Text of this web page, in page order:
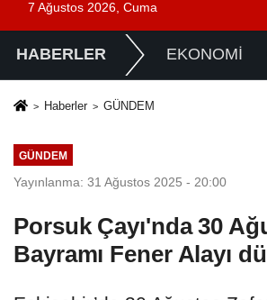
7 Ağustos 2026, Cuma
HABERLER EKONOMİ
Haberler GÜNDEM
GÜNDEM
Yayınlanma: 31 Ağustos 2025 - 20:00
Porsuk Çayı'nda 30
Bayramı Fener Alayı